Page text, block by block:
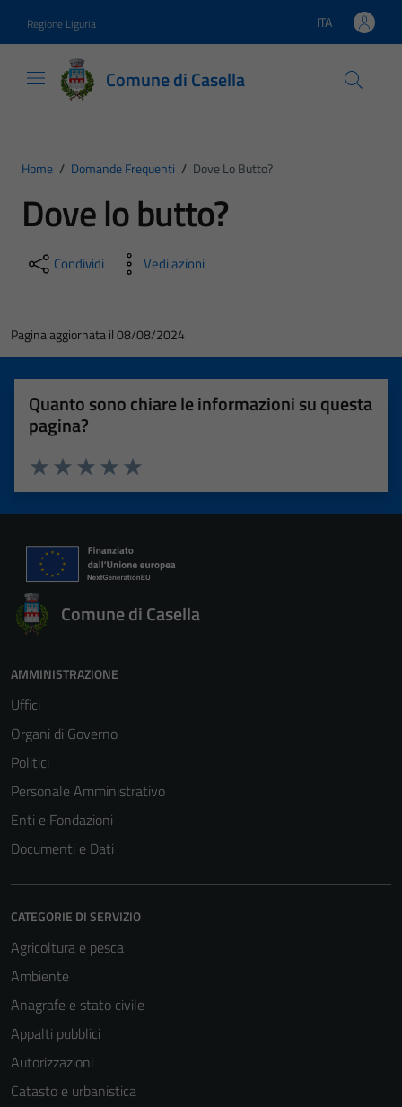
Regione Liguria Lingua attiva:
ITA
Comune di Casella
Home / Domande Frequenti / Dove Lo Butto?
Dove lo butto?
Condividi Vedi azioni
Pagina aggiornata il 08/08/2024
Quanto sono chiare le informazioni su questa
pagina?
Valuta 5 stelle su 5
Valuta 4 stelle su 5
Valuta 3 stelle su 5
Valuta 2 stelle su 5
Valuta 1 stelle su 5
Comune di Casella
AMMINISTRAZIONE
Uffici
Organi di Governo
Politici
Personale Amministrativo
Enti e Fondazioni
Documenti e Dati
CATEGORIE DI SERVIZIO
Agricoltura e pesca
Ambiente
Anagrafe e stato civile
Appalti pubblici
Autorizzazioni
Catasto e urbanistica